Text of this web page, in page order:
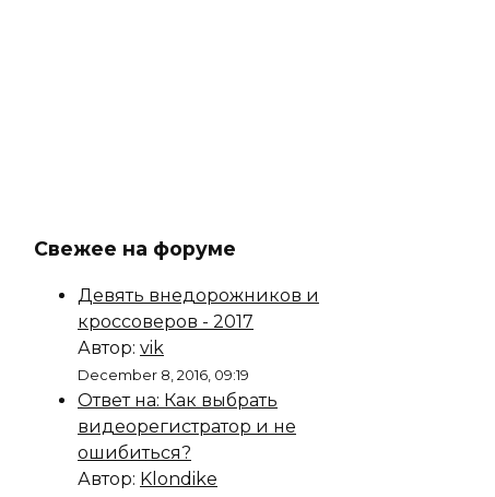
Свежее на форуме
Девять внедорожников и
кроссоверов - 2017
Автор: vik
December 8, 2016, 09:19
Ответ на: Как выбрать
видеорегистратор и не
ошибиться?
Автор: Klondike